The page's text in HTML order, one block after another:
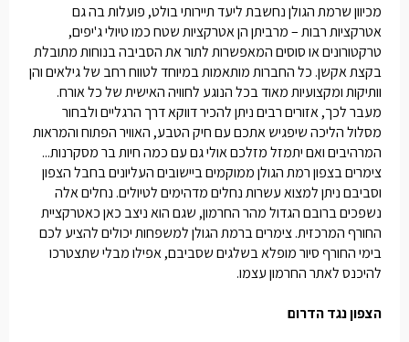
מכיוון שרמת הגולן נחשבת ליעד תיירותי בולט, פועלות בה גם
אטרקציות רבות – מרביתן הן אטרקציות שטח כמו טיולי ג'יפים,
טרקטורונים או סוסים המאפשרות לתור את הסביבה בנוחות מתובלת
בקצת אקשן. כל החברות מותאמות במיוחד לטווח רחב של גילאים והן
וותיקות ומקצועיות מאוד בכל הנוגע לחוויה האישית של כל אורח.
מעבר לכך, אזורים רבים ניתן להכיר דווקא דרך הרגליים ולבחור
מסלול הליכה שיפגיש אתכם עם חיק הטבע, האוויר הפתוח והמראות
המרהיבים ואם יתמזל מזלכם אולי גם עם כמה חיות בר מסקרנות...
צימרים בצפון רמת הגולןממוקמים ביישובים העליונים בחבל הצפון
וסביבם ניתן למצוא עשרות נחלים מדהימים לטיולים. נחלים אלה
נשפכים ברובם הגדול מהר החרמון, שגם הוא ניצב כאן כאטרקציית
החורף המרכזית.צימרים ברמת הגולן למשפחותיכולים להציע לכם
בימי החורף סיור מופלא בשלגים שסביבם, אפילו מבלי שתצטרכו
להיכנס לאתר החרמון עצמו.
הצפון נגד הדרום